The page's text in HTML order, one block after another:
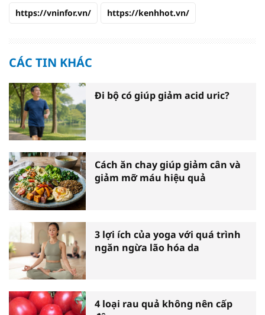
https://vninfor.vn/ https://kenhhot.vn/
CÁC TIN KHÁC
Đi bộ có giúp giảm acid uric?
Cách ăn chay giúp giảm cân và
giảm mỡ máu hiệu quả
3 lợi ích của yoga với quá trình
ngăn ngừa lão hóa da
4 loại rau quả không nên cấp